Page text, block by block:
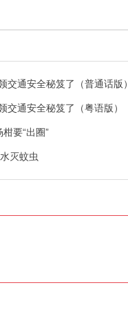
交通安全秘笈了（普通话版）
交通安全秘笈了（粤语版）
要“出圈”
灭蚊虫